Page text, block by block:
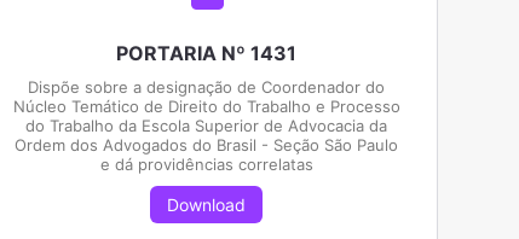
PORTARIA Nº 1431
Dispõe sobre a designação de Coordenador do
Núcleo Temático de Direito do Trabalho e Processo
do Trabalho da Escola Superior de Advocacia da
Ordem dos Advogados do Brasil - Seção São Paulo
e dá providências correlatas
Download